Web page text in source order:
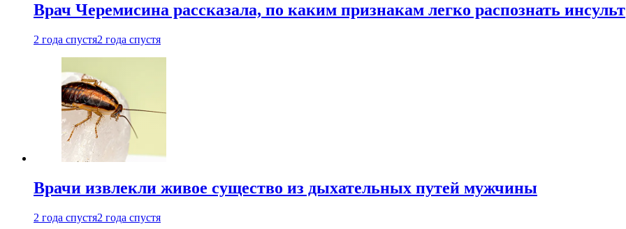
Врач Черемисина рассказала, по каким признакам легко распознать инсульт
2 года спустя2 года спустя
Врачи извлекли живое существо из дыхательных путей мужчины
2 года спустя2 года спустя